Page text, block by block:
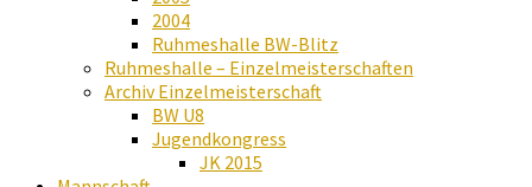
2004
Ruhmeshalle BW-Blitz
Ruhmeshalle – Einzelmeisterschaften
Archiv Einzelmeisterschaft
BW U8
Jugendkongress
JK 2015